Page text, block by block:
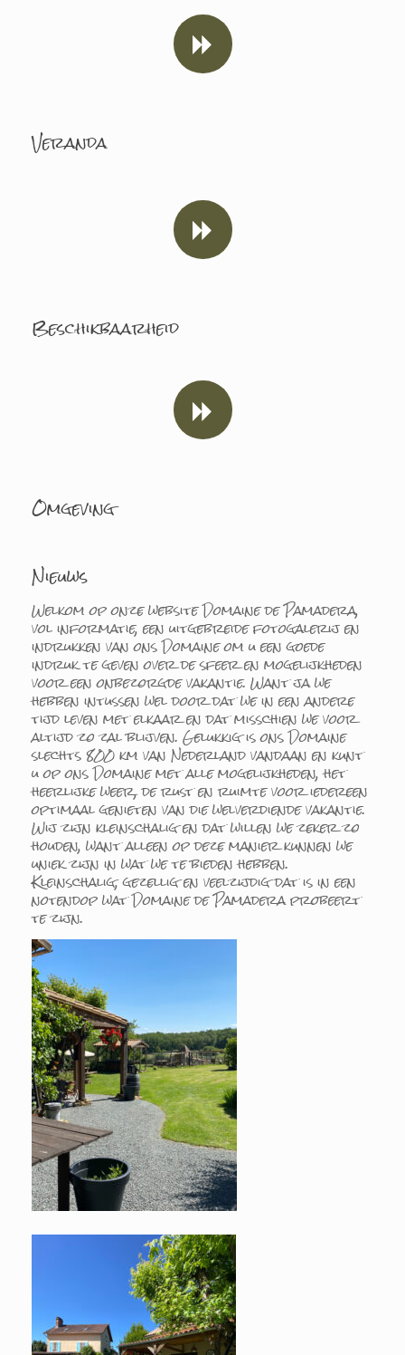
Veranda
Beschikbaarheid
Omgeving
Nieuws
Welkom op onze website Domaine de Pamadera,
vol informatie, een uitgebreide fotogalerij en
indrukken van ons Domaine om u een goede
indruk te geven over de sfeer en mogelijkheden
voor een onbezorgde vakantie. Want ja we
hebben intussen wel door dat we in een andere
tijd leven met elkaar en dat misschien we voor
altijd zo zal blijven. Gelukkig is ons Domaine
slechts 800 km van Nederland vandaan en kunt
u op ons Domaine met alle mogelijkheden, het
heerlijke weer, de rust en ruimte voor iedereen
optimaal genieten van die welverdiende vakantie.
Wij zijn kleinschalig en dat willen we zeker zo
houden, want alleen op deze manier kunnen we
uniek zijn in wat we te bieden hebben.
Kleinschalig, gezellig en veelzijdig dat is in een
notendop wat Domaine de Pamadera probeert
te zijn.